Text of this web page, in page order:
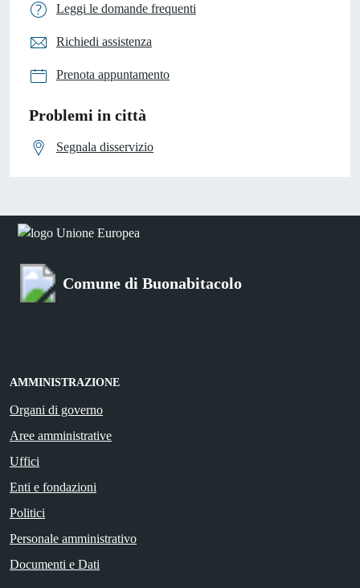
Leggi le domande frequenti
Richiedi assistenza
Prenota appuntamento
Problemi in città
Segnala disservizio
Comune di Buonabitacolo
AMMINISTRAZIONE
Organi di governo
Aree amministrative
Uffici
Enti e fondazioni
Politici
Personale amministrativo
Documenti e Dati